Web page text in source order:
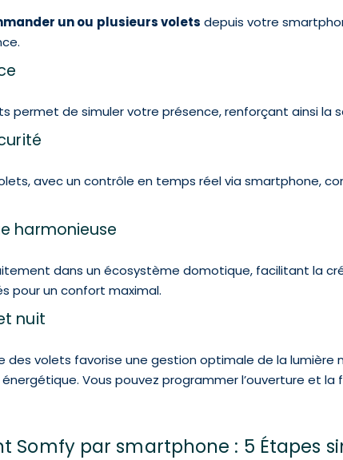
un ou plusieurs volets depuis votre
permet de simuler votre présence, renforçant ainsi la
avec un contrôle en temps réel via smartphone,
harmonieuse
dans un écosystème domotique, facilitant la
pour un confort maximal.
nuit
des volets favorise une gestion optimale de la
Vous pouvez programmer l’ouverture et
Somfy par smartphone : 5 Étapes